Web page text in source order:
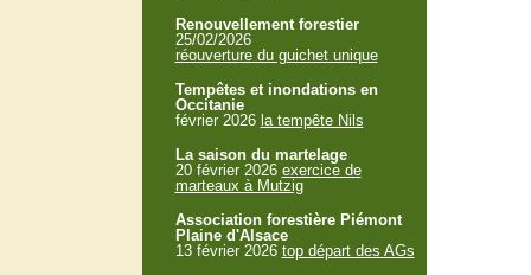
Renouvellement forestier
25/02/2026
réouverture du guichet unique
Tempêtes et inondations en
Occitanie
février 2026 la tempête Nils
La saison du martelage
20 février 2026 exercice de
marteaux à Mutzig
Association forestière Piémont
Plaine d'Alsace
13 février 2026 top départ des AGs